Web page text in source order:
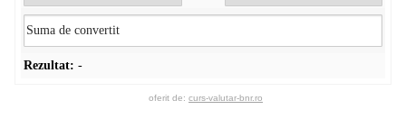
Rezultat: -
oferit de: curs-valutar-bnr.ro